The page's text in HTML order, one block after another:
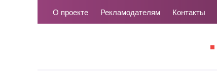
О проекте Рекламодателям Контакты